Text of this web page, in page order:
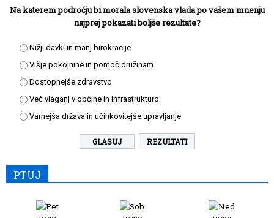
Na katerem področju bi morala slovenska vlada po vašem mnenju
najprej pokazati boljše rezultate?
Nižji davki in manj birokracije
Višje pokojnine in pomoč družinam
Dostopnejše zdravstvo
Več vlaganj v občine in infrastrukturo
Varnejša država in učinkovitejše upravljanje
REZULTATI
PTUJ